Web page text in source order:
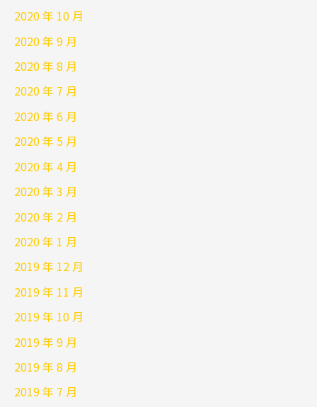
2020 年 10 月
2020 年 9 月
2020 年 8 月
2020 年 7 月
2020 年 6 月
2020 年 5 月
2020 年 4 月
2020 年 3 月
2020 年 2 月
2020 年 1 月
2019 年 12 月
2019 年 11 月
2019 年 10 月
2019 年 9 月
2019 年 8 月
2019 年 7 月